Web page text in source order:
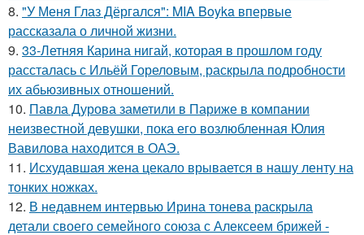
8. "У Меня Глаз Дёргался": MIA Boyka впервые
рассказала о личной жизни.
9. 33-Летняя Карина нигай, которая в прошлом году
рассталась с Ильёй Гореловым, раскрыла подробности
их абьюзивных отношений.
10. Павла Дурова заметили в Париже в компании
неизвестной девушки, пока его возлюбленная Юлия
Вавилова находится в ОАЭ.
11. Исхудавшая жена цекало врывается в нашу ленту на
тонких ножках.
12. В недавнем интервью Ирина тонева раскрыла
детали своего семейного союза с Алексеем брижей -